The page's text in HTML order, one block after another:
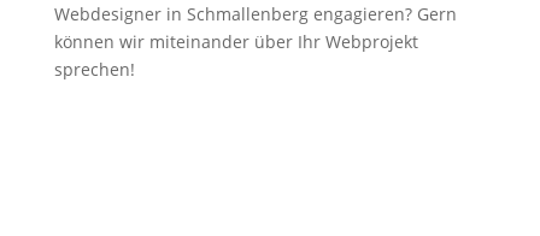
Webdesigner in Schmallenberg engagieren? Gern
können wir miteinander über Ihr Webprojekt
sprechen!